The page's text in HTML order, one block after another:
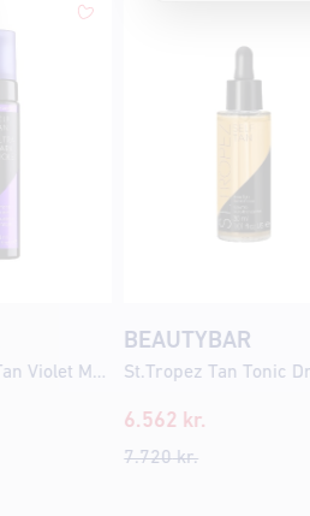
St.Tropez Self Tan Violet Mousse 200ml
BEAUTYBAR
6.562 kr.
7.720kr.